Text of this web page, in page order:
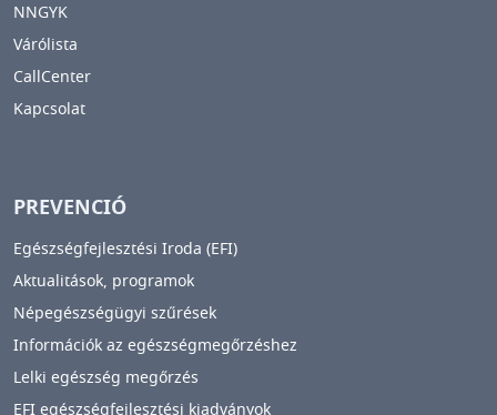
NNGYK
Várólista
CallCenter
Kapcsolat
PREVENCIÓ
Egészségfejlesztési Iroda (EFI)
Aktualitások, programok
Népegészségügyi szűrések
Információk az egészségmegőrzéshez
Lelki egészség megőrzés
EFI egészségfejlesztési kiadványok